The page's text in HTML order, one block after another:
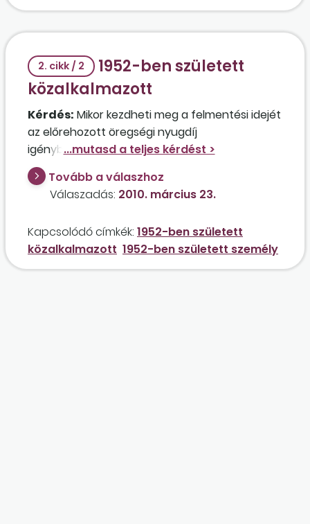
2. cikk / 2
1952-ben született
közalkalmazott
Kérdés: Mikor kezdheti meg a felmentési idejét
az előrehozott öregségi nyugdíj
igénybevételéhez az az 1952. október 4-én
született közalkalmazott, aki 1967. december 1.
óta folyamatos munkaviszonnyal rendelkezik,
amelyből 20 év közalkalmazotti jogviszony,
juttatásokra lesz jogosult a munkavállaló egy
esetleges munkáltatói felmondás esetén?
Tovább a válaszhoz
Válaszadás: 2010. március 23.
Kapcsolódó címkék: 1952-ben született
közalkalmazott 1952-ben született személy